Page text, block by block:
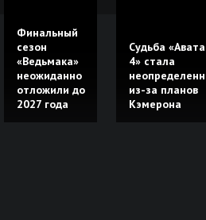
Финальный
сезон
«Ведьмака»
неожиданно
отложили до
2027 года
Судьба
4» стала
из-за планов
Кэмерона